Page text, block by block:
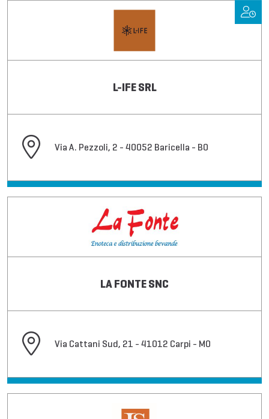
L-IFE SRL
Via A. Pezzoli, 2 - 40052 Baricella - BO
LA FONTE SNC
Via Cattani Sud, 21 - 41012 Carpi - MO